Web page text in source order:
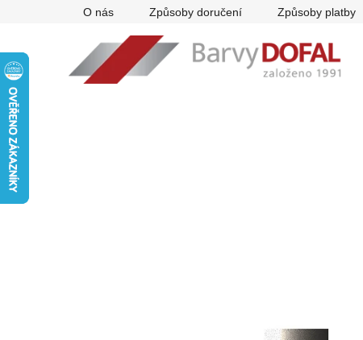
O nás Způsoby doručení Způsoby platby